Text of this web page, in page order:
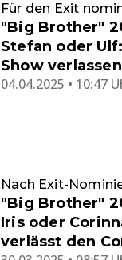
Für den Exit
"Big Brother"
Stefan oder
Show
04.04.2025 • 10:47
Nach Exit-
"Big Brother"
Iris oder
verlässt den